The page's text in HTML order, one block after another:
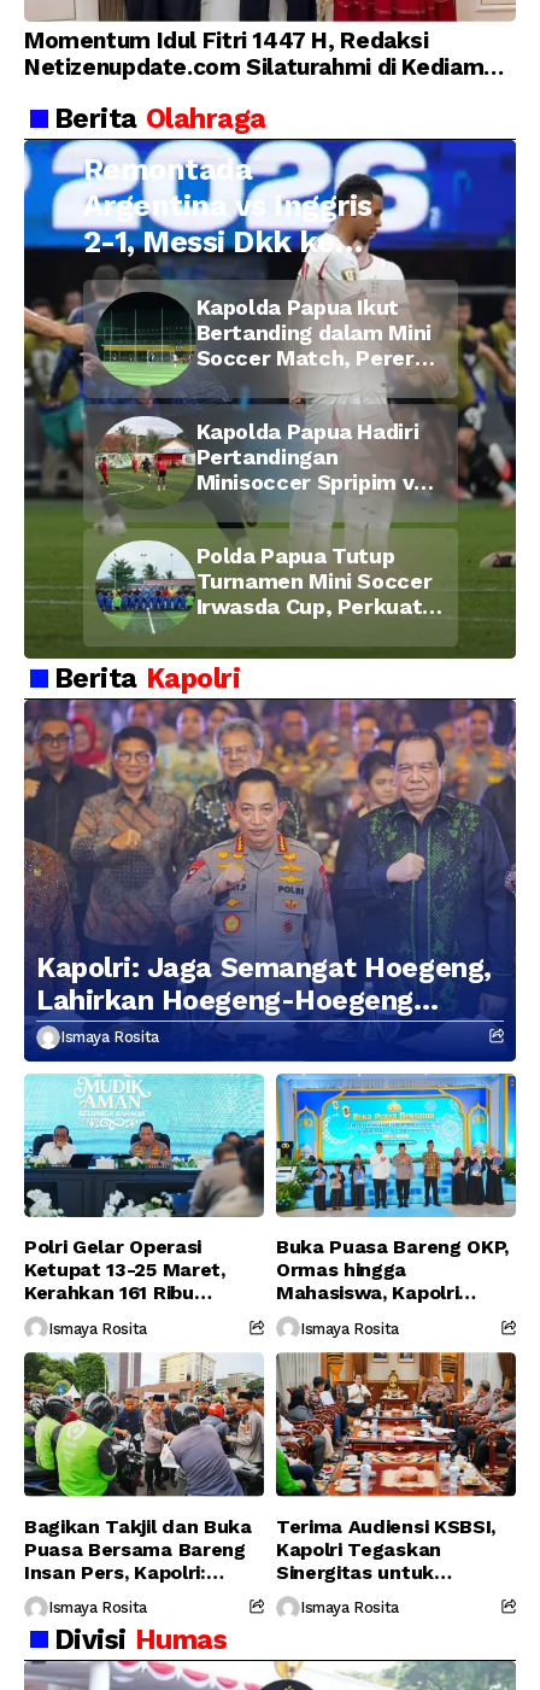
Momentum Idul Fitri 1447 H, Redaksi
Netizenupdate.com Silaturahmi di Kediaman
Berita Olahraga
Remontada
Argentina vs Inggris
2-1, Messi Dkk ke
Final Piala Dunia
2026
Kapolda Papua Ikut
Bertanding dalam Mini
Soccer Match, Pererat
Kebersamaan Personel
di Bulan Ramadan
Kapolda Papua Hadiri
Pertandingan
Minisoccer Spripim vs
Bid Propam, Pererat
Soliditas dan
Kebersamaan Personel
Polda Papua Tutup
Turnamen Mini Soccer
Irwasda Cup, Perkuat
Kebersamaan Personel
Berita Kapolri
Kapolri: Jaga Semangat Hoegeng,
Lahirkan Hoegeng-Hoegeng
Berikutnya
Ismaya Rosita
Polri Gelar Operasi
Ketupat 13-25 Maret,
Kerahkan 161 Ribu
Personel Gabungan
Ismaya Rosita
Buka Puasa Bareng OKP,
Ormas hingga
Mahasiswa, Kapolri
Serukan Jaga
Persatuan-Dukung
Program Pemerintah
Ismaya Rosita
Bagikan Takjil dan Buka
Puasa Bersama Bareng
Insan Pers, Kapolri:
Suara Media Suara
Publik
Ismaya Rosita
Terima Audiensi KSBSI,
Kapolri Tegaskan
Sinergitas untuk
Perjuangkan Hak Buruh
Ismaya Rosita
Divisi Humas